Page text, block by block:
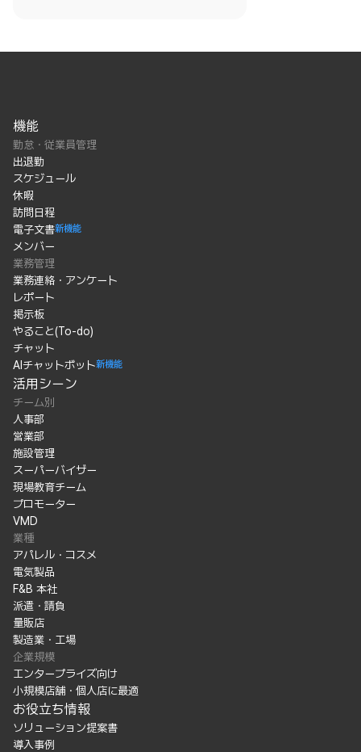
機能
勤怠・従業員管理
出退勤
スケジュール
休暇
訪問日程
電子文書新機能
メンバー
業務管理
業務連絡・アンケート
レポート
掲示板
やること(To-do)
チャット
AIチャットボット新機能
活用シーン
チーム別
人事部
営業部
施設管理
スーパーバイザー
現場教育チーム
プロモーター
VMD
業種
アパレル・コスメ
電気製品
F&B 本社
派遣・請負
量販店
製造業・工場
企業規模
エンタープライズ向け
小規模店舗・個人店に最適
お役立ち情報
ソリューション提案書
導入事例